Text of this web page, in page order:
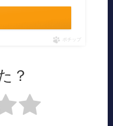
ポチップ
？